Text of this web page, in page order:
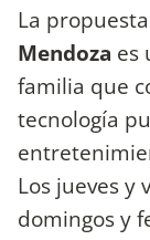
La
Mendoza es
familia que
tecnología
Los jueves y
domingos y